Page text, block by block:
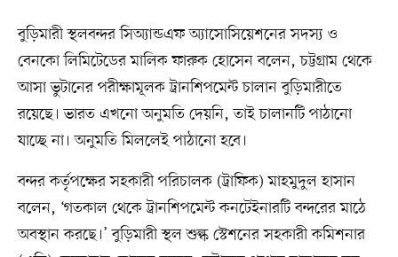
বুড়িমারী স্থলবন্দর সিঅ্যান্ডএফ অ্যাসোসিয়েশনের সদস্য ও
বেনকো লিমিটেডের মালিক ফারুক হোসেন বলেন, চট্টগ্রাম থেকে
আসা ভুটানের পরীক্ষামূলক ট্রানশিপমেন্ট চালান বুড়িমারীতে
রয়েছে। ভারত এখনো অনুমতি দেয়নি, তাই চালানটি পাঠানো
যাচ্ছে না। অনুমতি মিললেই পাঠানো হবে।
বন্দর কর্তৃপক্ষের সহকারী পরিচালক (ট্রাফিক) মাহমুদুল হাসান
বলেন, ‘গতকাল থেকে ট্রানশিপমেন্ট কনটেইনারটি বন্দরের মাঠে
অবস্থান করছে।’ বুড়িমারী স্থল শুল্ক স্টেশনের সহকারী কমিশনার